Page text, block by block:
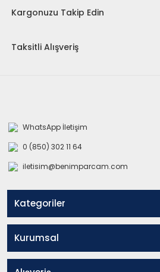
Kargonuzu Takip Edin
Taksitli Alışveriş
WhatsApp İletişim
0 (850) 302 11 64
iletisim@benimparcam.com
Kategoriler
Kurumsal